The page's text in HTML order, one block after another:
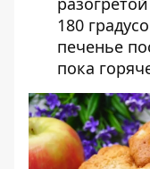
180
печенье
пока